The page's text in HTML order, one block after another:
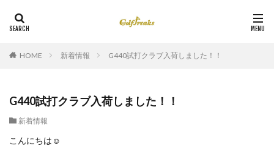
HOME 新着情報 G440試打クラブ入荷しました！！
G440試打クラブ入荷しました！！
新着情報
こんにちは☺